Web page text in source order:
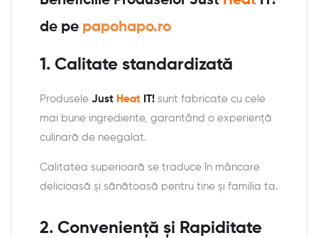
de pe papohapo.ro
1. Calitate standardizată
Produsele Just Heat IT! sunt fabricate cu cele
mai bune ingrediente, garantând o experiență
culinară de neegalat.
Calitatea superioară se traduce în mâncare
delicioasă și sănătoasă pentru tine și familia ta.
2. Conveniență și Rapiditate